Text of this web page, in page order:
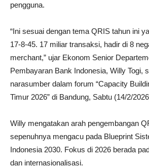
pengguna.
“Ini sesuai dengan tema QRIS tahun ini
17-8-45. 17 miliar transaksi, hadir di 8
merchant,” ujar Ekonom Senior
Pembayaran Bank Indonesia, Willy Togi,
narasumber dalam forum “Capacity
Timur 2026” di Bandung, Sabtu (14/2/
Willy mengatakan arah pengembangan
sepenuhnya mengacu pada Blueprint
Indonesia 2030. Fokus di 2026 berada
dan internasionalisasi.